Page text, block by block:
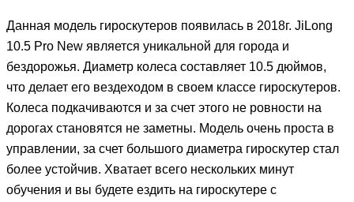
Данная модель гироскутеров появилась в 2018г. JiLong
10.5 Pro New является уникальной для города и
бездорожья. Диаметр колеса составляет 10.5 дюймов,
что делает его вездеходом в своем классе гироскутеров.
Колеса подкачиваются и за счет этого не ровности на
дорогах становятся не заметны. Модель очень проста в
управлении, за счет большого диаметра гироскутер стал
более устойчив. Хватает всего нескольких минут
обучения и вы будете ездить на гироскутере с